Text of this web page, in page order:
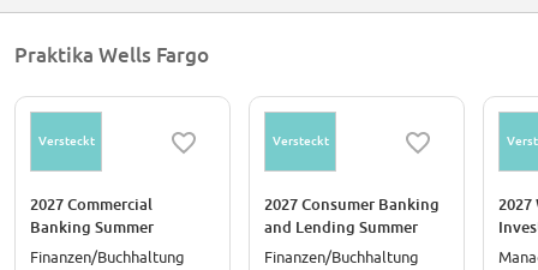
Praktika Wells Fargo
Versteckt
2027 Commercial
Banking Summer
Internship - Early Careers
Finanzen/Buchhaltung
Versteckt
2027 Consumer Banking
and Lending Summer
Internship - Early Careers
Finanzen/Buchhaltung
2027